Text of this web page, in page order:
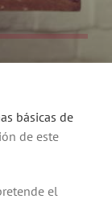
básicas de
de este
el